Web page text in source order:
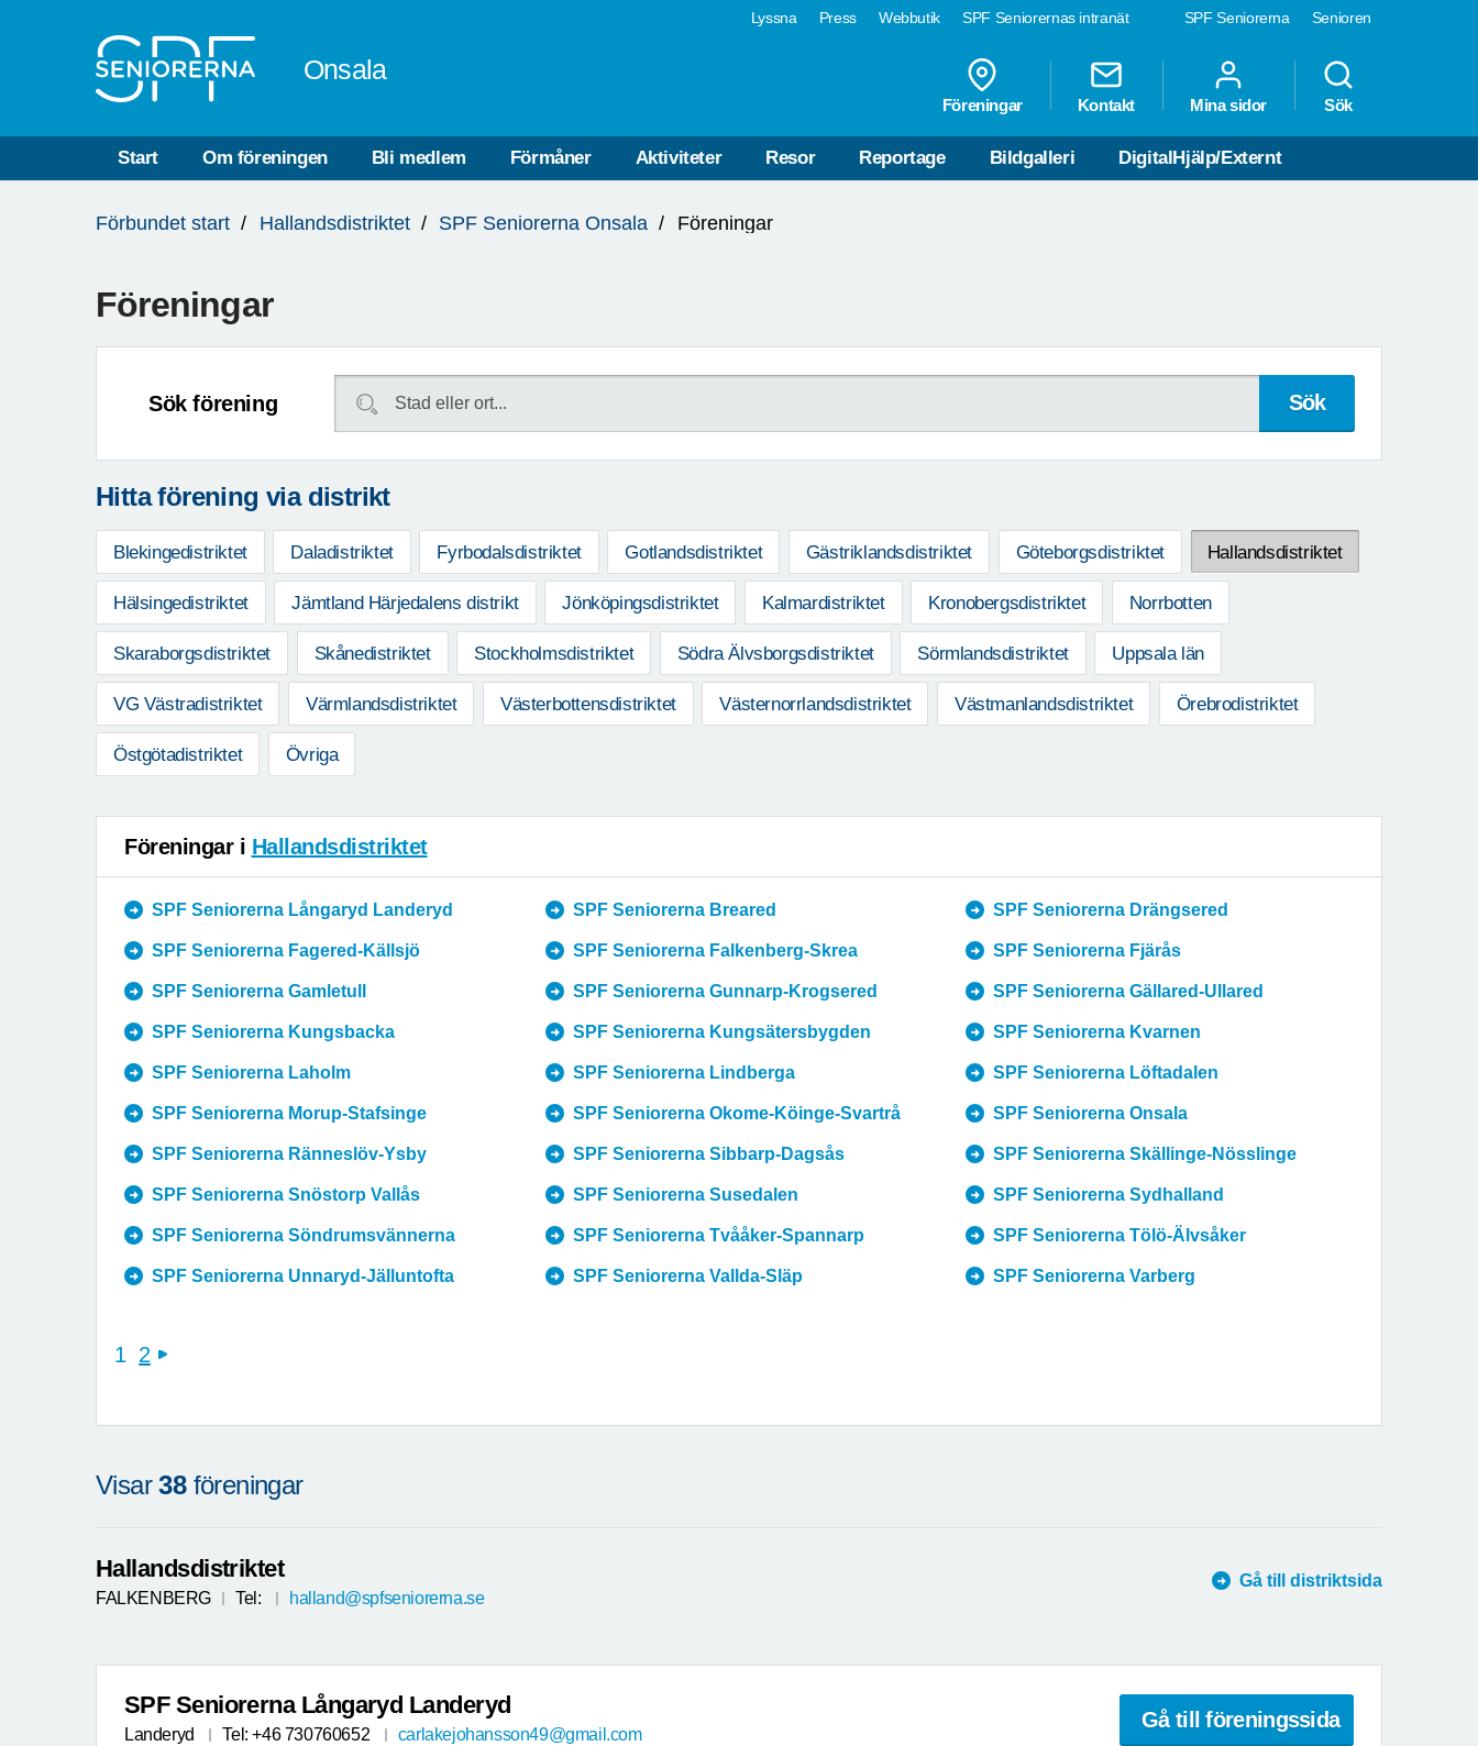
SPF Seniorerna Senioren
Lyssna Press Webbutik SPF Seniorernas intranät
Onsala
Föreningar Kontakt Mina sidor Sök
Start Om föreningen Bli medlem Förmåner Aktiviteter Resor Reportage Bildgalleri DigitalHjälp/Externt
är
Förbundet start Hallandsdistriktet SPF Seniorerna Onsala Föreningar
Föreningar
Sök förening
Hitta förening via distrikt
Blekingedistriktet Daladistriktet Fyrbodalsdistriktet Gotlandsdistriktet Gästriklandsdistriktet Göteborgsdistriktet Hallandsdistriktet
Hälsingedistriktet Jämtland Härjedalens distrikt Jönköpingsdistriktet Kalmardistriktet Kronobergsdistriktet Norrbotten
Skaraborgsdistriktet Skånedistriktet Stockholmsdistriktet Södra Älvsborgsdistriktet Sörmlandsdistriktet Uppsala län
VG Västradistriktet Värmlandsdistriktet Västerbottensdistriktet Västernorrlandsdistriktet Västmanlandsdistriktet Örebrodistriktet
Östgötadistriktet Övriga
Föreningar i Hallandsdistriktet
SPF Seniorerna Långaryd Landeryd
SPF Seniorerna Fagered-Källsjö
SPF Seniorerna Gamletull
SPF Seniorerna Kungsbacka
SPF Seniorerna Laholm
SPF Seniorerna Morup-Stafsinge
SPF Seniorerna Ränneslöv-Ysby
SPF Seniorerna Snöstorp Vallås
SPF Seniorerna Söndrumsvännerna
SPF Seniorerna Unnaryd-Jälluntofta
SPF Seniorerna Breared
SPF Seniorerna Falkenberg-Skrea
SPF Seniorerna Gunnarp-Krogsered
SPF Seniorerna Kungsätersbygden
SPF Seniorerna Lindberga
SPF Seniorerna Okome-Köinge-Svartrå
SPF Seniorerna Sibbarp-Dagsås
SPF Seniorerna Susedalen
SPF Seniorerna Tvååker-Spannarp
SPF Seniorerna Vallda-Släp
SPF Seniorerna Drängsered
SPF Seniorerna Fjärås
SPF Seniorerna Gällared-Ullared
SPF Seniorerna Kvarnen
SPF Seniorerna Löftadalen
SPF Seniorerna Onsala
SPF Seniorerna Skällinge-Nösslinge
SPF Seniorerna Sydhalland
SPF Seniorerna Tölö-Älvsåker
SPF Seniorerna Varberg
1 2 next
Visar38föreningar
Hallandsdistriktet
FALKENBERG Tel: halland@spfseniorerna.se
Gå till distriktsida
SPF Seniorerna Långaryd Landeryd
Landeryd Tel: +46 730760652 carlakejohansson49@gmail.com
Gå till föreningssida